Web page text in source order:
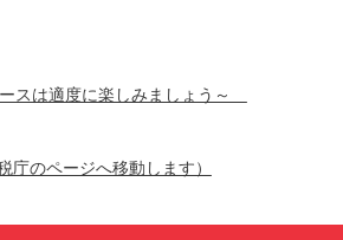
スは適度に楽しみましょう～
のページへ移動します）